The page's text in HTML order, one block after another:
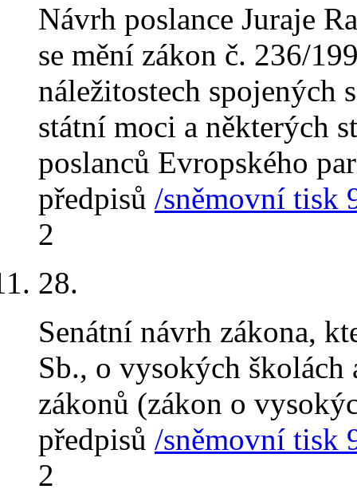
Návrh poslance Juraje
se mění zákon č. 236/
náležitostech spojených
státní moci a některých
poslanců Evropského
předpisů /sněmovní tisk
2
28.
Senátní návrh zákona,
Sb., o vysokých školách
zákonů (zákon o
předpisů /sněmovní tisk
2